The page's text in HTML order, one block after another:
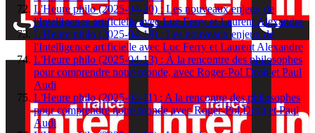
L'Heure philo (2025-04-20) : Les nouveaux enjeux de
l'Intelligence artificielle avec Luc Ferry et Laurent Alexandre
L'Heure philo (2025-04-18) : Les nouveaux enjeux de
l'Intelligence artificielle avec Luc Ferry et Laurent Alexandre
L'Heure philo (2025-04-13) : À la rencontre des philosophes
pour comprendre notre monde, avec Roger-Pol Droit et Paul
Audi
L'Heure philo (2025-04-11) : A la rencontre des philosophes
pour comprendre notre monde avec Roger-Pol Droit et Paul
Audi